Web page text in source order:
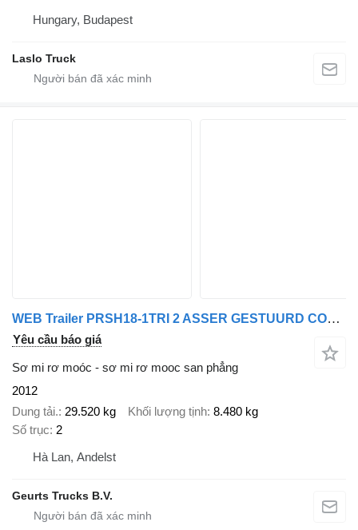
Hungary, Budapest
Laslo Truck
WEB Trailer PRSH18-1TRI 2 ASSER GESTUURD COMPLEET
Yêu cầu báo giá
Sơ mi rơ moóc - sơ mi rơ mooc san phẳng
2012
Dung tải. 29.520 kg Khối lượng tịnh 8.480 kg
Số trục 2
Hà Lan, Andelst
Geurts Trucks B.V.